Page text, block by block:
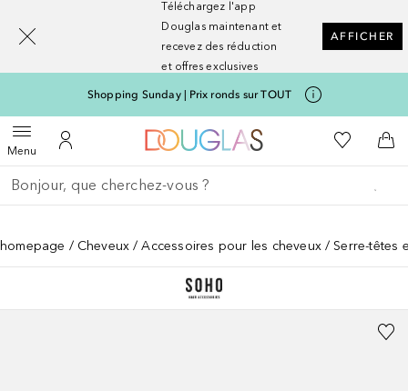
Téléchargez l'app
Douglas maintenant et
recevez des réduction
et offres exclusives
AFFICHER
Shopping Sunday | Prix ronds sur TOUT
MenuOuvrir le menuVers Mon Compte
Vers l'accueil Nocibé
Vers Ma
Retourner
Effectuer la recherche
homepage Cheveux Accessoires pour les cheveux Serre-têtes
[navigation.slideout.screenreader]